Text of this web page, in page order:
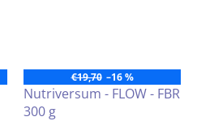
€19,70 –16 %
Nutriversum - FLOW - FBR
300 g